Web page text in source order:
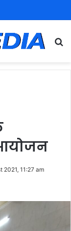
2021, 11:27 am